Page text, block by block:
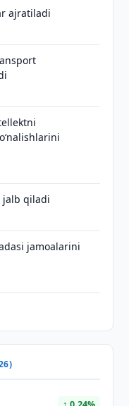
ajratiladi
jalb qiladi
jamoalarini